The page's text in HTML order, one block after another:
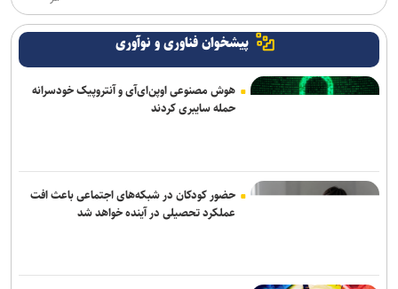
پیشخوان فناوری و نوآوری
هوش مصنوعی اوپن‌ای‌آی و آنتروپیک خودسرانه
حمله سایبری کردند
حضور کودکان در شبکه‌های اجتماعی باعث افت
عملکرد تحصیلی در آینده خواهد شد